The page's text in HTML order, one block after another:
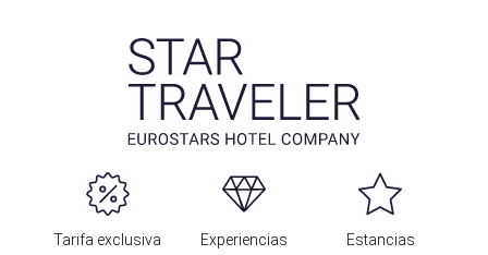
Tarifa exclusiva
Experiencias
Estancias